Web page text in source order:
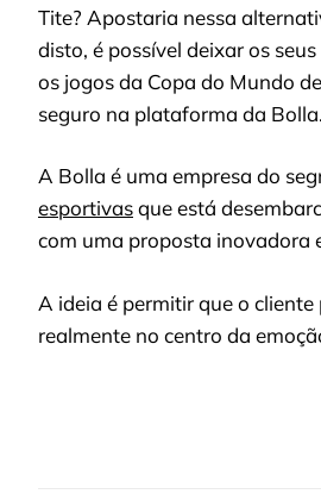
Tite? Apostaria nessa
disto, é possível deixar os
os jogos da Copa do Mundo
seguro na plataforma da Bolla.
A Bolla é uma empresa do
esportivasque está
com uma proposta inovadora
A ideia é permitir que o
realmente no centro da